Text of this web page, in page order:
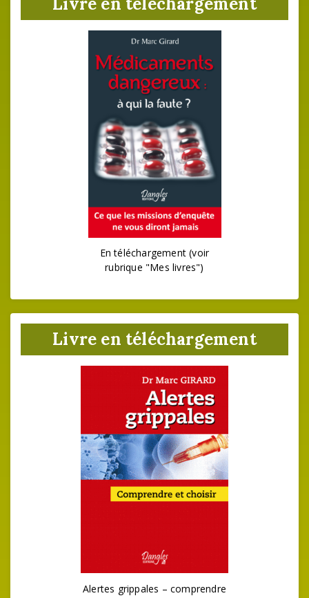
En téléchargement (voir
rubrique "Mes livres")
Livre en téléchargement
Alertes grippales – comprendre